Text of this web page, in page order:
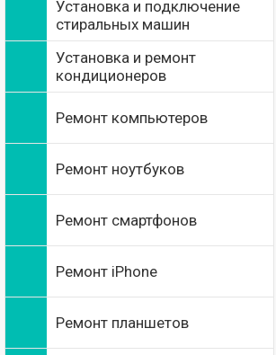
Установка и подключение
стиральных машин
Установка и ремонт
кондиционеров
Ремонт компьютеров
Ремонт ноутбуков
Ремонт смартфонов
Ремонт iPhone
Ремонт планшетов